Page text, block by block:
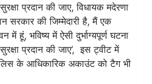
प्रदान की जाए, विधायक मदेरणा
सरकार की जिम्मेदारी है, मैं एक
में हूं, भविष्य में ऐसी दुर्भाग्यपूर्ण घटना
प्रदान की जाए’, इस ट्वीट में
के आधिकारिक अकाउंट को टैग भी